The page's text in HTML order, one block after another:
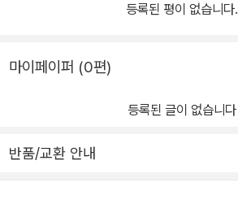
등록된 평이 없습니다.
마이페이퍼 (0편)
등록된 글이 없습니다
반품/교환 안내